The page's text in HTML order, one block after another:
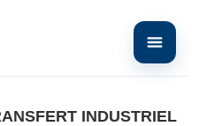
Industriel et Technologique (H/F)
INDUSTRIEL